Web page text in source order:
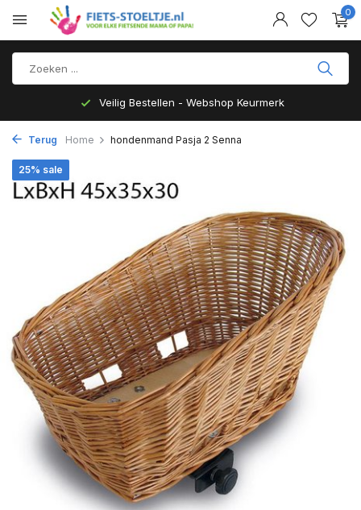
0
Veilig Bestellen - Webshop Keurmerk
Terug Home hondenmand Pasja 2 Senna
25% sale